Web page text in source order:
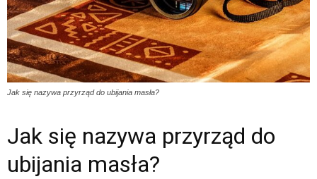
Jak się nazywa przyrząd do ubijania masła?
Jak się nazywa przyrząd do
ubijania masła?